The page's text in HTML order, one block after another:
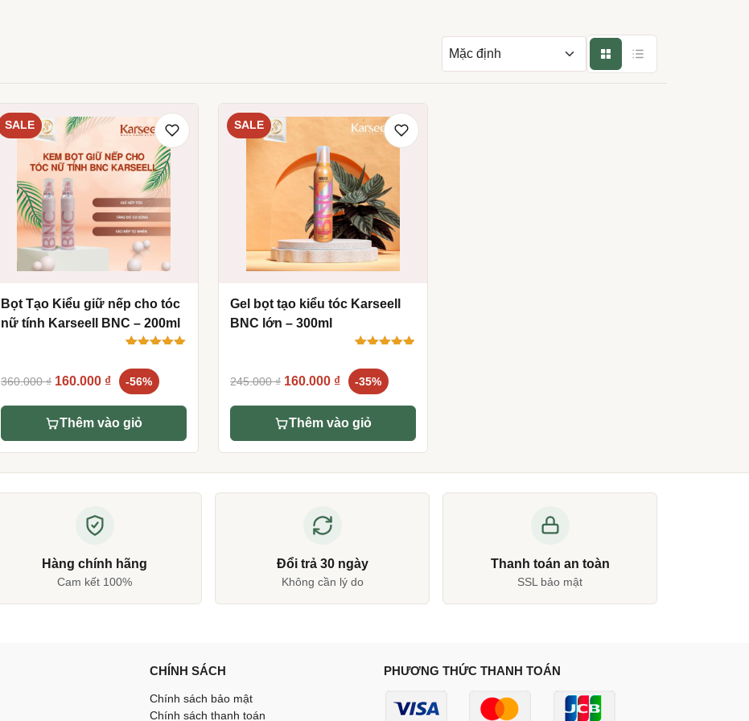
Sắp xếp theo
SALE
Bọt Tạo Kiểu giữ nếp cho tóc
nữ tính Karseell BNC – 200ml
dựa trên
đánh giá
360.000₫ Original
was:
160.000 ₫Current
price
-56%
Thêm vào giỏ
SALE
Gel bọt tạo kiểu tóc Karseell
BNC lớn – 300ml
dựa trên
đánh giá
245.000₫ Original
was:
160.000 ₫Current
price
-35%
Thêm vào giỏ
Hàng chính hãng
Cam kết 100%
Đổi trả 30 ngày
Không cần lý do
Thanh toán an toàn
SSL bảo mật
CHÍNH SÁCH
Chính sách bảo mật
Chính sách thanh toán
PHƯƠNG THỨC THANH TOÁN